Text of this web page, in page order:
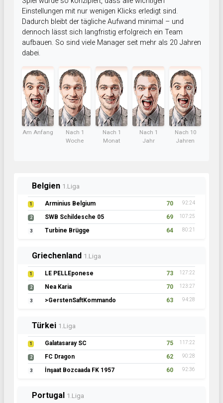
Einstellungen mit nur wenigen Klicks erledigt sind.
Dadurch bleibt der tägliche Aufwand minimal – und
dennoch lässt sich langfristig erfolgreich ein Team
aufbauen. So sind viele Manager seit mehr als 20 Jahren
dabei.
Am Anfang
Nach 1
Woche
Nach 1
Monat
Nach 1
Jahr
Nach 10
Jahren
Belgien 1.Liga
1 Arminius Belgium 70 92:24
2 SWB Schildesche 05 69 107:25
3 Turbine Brügge 64 80:21
Griechenland 1.Liga
1 LE PELLEponese 73 127:22
2 Nea Karia 70 123:27
3 >GerstenSaftKommando 63 94:28
Türkei 1.Liga
1 Galatasaray SC 75 117:22
2 FC Dragon 62 90:28
3 İnşaat Bozcaada FK 1957 60 92:36
Portugal 1.Liga